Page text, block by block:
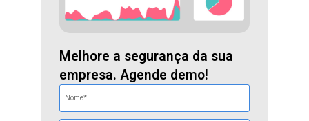
Melhore a segurança da sua
empresa. Agende demo!